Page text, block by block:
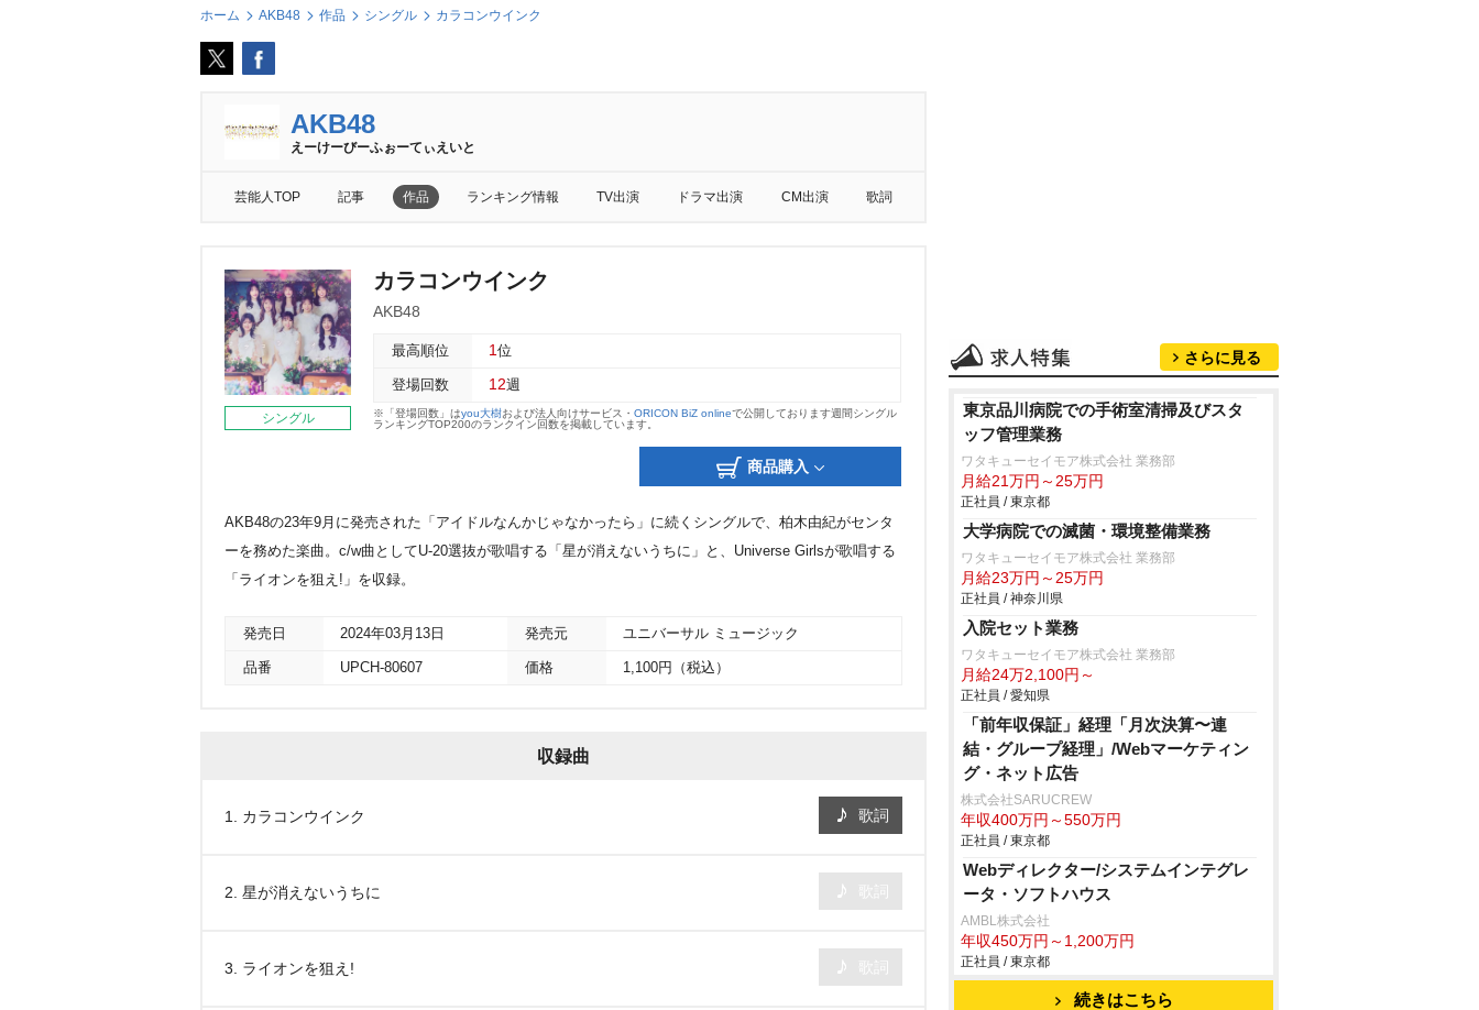
ホーム AKB48 作品 シングル カラコンウインク
AKB48
えーけーびーふぉーてぃえいと
芸能人TOP 記事 作品 ランキング情報 TV出演 ドラマ出演 CM出演 歌詞
シングル
カラコンウインク
AKB48
最高順位 1 位
登場回数 12週
※「登場回数」はyou大樹および法人向けサービス・ ORICON BiZ onlineで公開しております週間シングル
ランキングTOP200のランクイン回数を掲載しています。
商品購入
AKB48の23年9月に発売された「アイドルなんかじゃなかったら」に続くシングルで、柏木由紀がセンタ
ーを務めた楽曲。c/w曲としてU-20選抜が歌唱する「星が消えないうちに」と、Universe Girlsが歌唱する
「ライオンを狙え!」を収録。
発売日 2024年03月13日 発売元 ユニバーサル ミュージック
品番 UPCH-80607 価格 1,100円（税込）
収録曲
1. カラコンウインク 歌詞
2. 星が消えないうちに
3. ライオンを狙え!
さらに見る
東京品川病院での手術室清掃及びスタ
ッフ管理業務
ワタキューセイモア株式会社 業務部
月給21万円～25万円
正社員 / 東京都
大学病院での滅菌・環境整備業務
ワタキューセイモア株式会社 業務部
月給23万円～25万円
正社員 / 神奈川県
入院セット業務
ワタキューセイモア株式会社 業務部
月給24万2,100円～
正社員 / 愛知県
「前年収保証」経理「月次決算〜連
結・グループ経理」/Webマーケティン
グ・ネット広告
株式会社SARUCREW
年収400万円～550万円
正社員 / 東京都
Webディレクター/システムインテグレ
ータ・ソフトハウス
AMBL株式会社
年収450万円～1,200万円
正社員 / 東京都
続きはこちら